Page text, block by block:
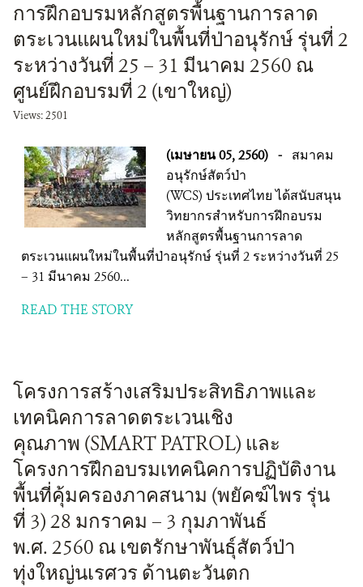
การฝึกอบรมหลักสูตรพื้นฐานการลาด
ตระเวนแผนใหม่ในพื้นที่ป่าอนุรักษ์ รุ่นที่ 2
ระหว่างวันที่ 25 – 31 มีนาคม 2560 ณ
ศูนย์ฝึกอบรมที่ 2 (เขาใหญ่)
Views: 2501
(เมษายน 05, 2560) - สมาคม
อนุรักษ์สัตว์ป่า
(WCS) ประเทศไทย ได้สนับสนุน
วิทยากรสำหรับการฝึกอบรม
หลักสูตรพื้นฐานการลาด
ตระเวนแผนใหม่ในพื้นที่ป่าอนุรักษ์ รุ่นที่ 2 ระหว่างวันที่ 25
– 31 มีนาคม 2560...
READ THE STORY
โครงการสร้างเสริมประสิทธิภาพและ
เทคนิคการลาดตระเวนเชิง
คุณภาพ (SMART PATROL) และ
โครงการฝึกอบรมเทคนิคการปฏิบัติงาน
พื้นที่คุ้มครองภาคสนาม (พยัคฆ์ไพร รุ่น
ที่ 3) 28 มกราคม – 3 กุมภาพันธ์
พ.ศ. 2560 ณ เขตรักษาพันธุ์สัตว์ป่า
ทุ่งใหญ่นเรศวร ด้านตะวันตก